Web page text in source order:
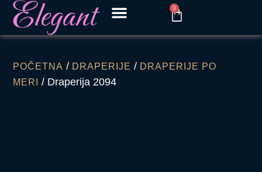
0
POČETNA / DRAPERIJE / DRAPERIJE PO
MERI
/ Draperija 2094